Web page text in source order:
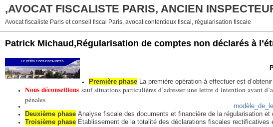
,AVOCAT FISCALISTE PARIS, ANCIEN
Avocat fiscaliste Paris et conseil fiscal Paris, avocat contentieux fiscal, régularisation fiscale
Patrick Michaud,Régularisation de comptes non déclarés à
Première phase La première opération à effectuer est
Nous déconseillons sauf situations particulières d’adresser une lettre d intention avant
pénales
Deuxième phase Analyse fiscale des documents et financière de la régularisation et
Troisième phase Établissement de la totalité des déclarations fiscales